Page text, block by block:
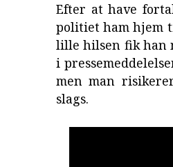
Efter at have
politiet ham hjem
lille hilsen fik han
i
men man
slags.